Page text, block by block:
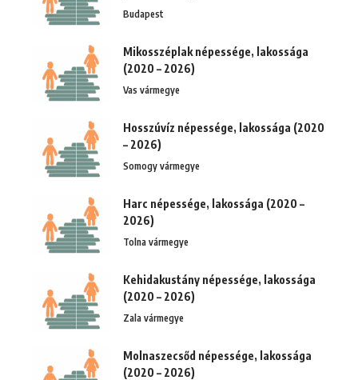
Budapest
Mikosszéplak népessége, lakossága
(2020 – 2026)
Vas vármegye
Hosszúvíz népessége, lakossága (2020
– 2026)
Somogy vármegye
Harc népessége, lakossága (2020 –
2026)
Tolna vármegye
Kehidakustány népessége, lakossága
(2020 – 2026)
Zala vármegye
Molnaszecsőd népessége, lakossága
(2020 – 2026)